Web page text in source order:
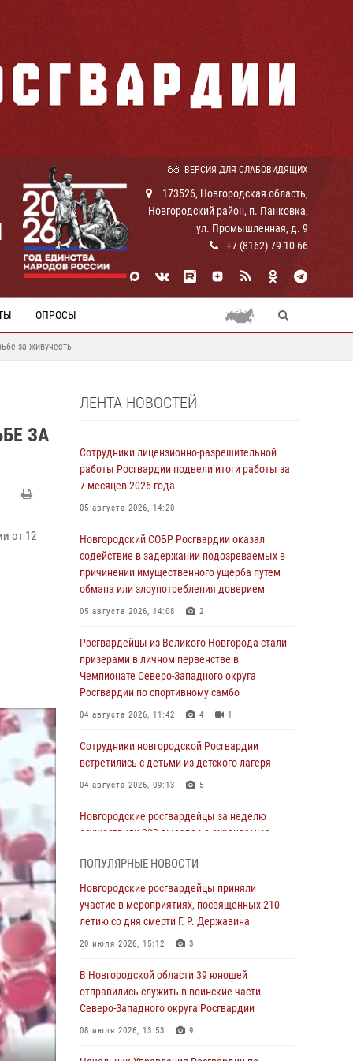
ВЕРСИЯ ДЛЯ СЛАБОВИДЯЩИХ
173526, Новгородская область,
Новгородский район, п. Панковка,
ул. Промышленная, д. 9
+7 (8162) 79-10-66
ОПРОСЫ
за живучесть
ЗА
от 12
ЛЕНТА НОВОСТЕЙ
Сотрудники лицензионно-разрешительной
работы Росгвардии подвели итоги работы за
7 месяцев 2026 года
05 августа 2026, 14:20
Новгородский СОБР Росгвардии оказал
содействие в задержании подозреваемых в
причинении имущественного ущерба путем
обмана или злоупотребления доверием
05 августа 2026, 14:08 2
Росгвардейцы из Великого Новгорода стали
призерами в личном первенстве в
Чемпионате Северо-Западного округа
Росгвардии по спортивному самбо
04 августа 2026, 11:42 4 1
Сотрудники новгородской Росгвардии
встретились с детьми из детского лагеря
04 августа 2026, 09:13 5
Новгородские росгвардейцы за неделю
осуществили 203 выезда на охраняемые
Радиоэфир программы "Новости дня" на
радио "Радио53" от 30 июля 2026 года.
Новгородские призывники приняли присягу в
Росгвардии.
30 июля 2026, 16:00 1
В Великом Новгороде сотрудники центра
Росгвардии провели телефонную «горячую
ПОПУЛЯРНЫЕ НОВОСТИ
Новгородские росгвардейцы приняли
участие в мероприятиях, посвященных 210-
летию со дня смерти Г. Р. Державина
20 июля 2026, 15:12 3
В Новгородской области 39 юношей
отправились служить в воинские части
Северо-Западного округа Росгвардии
08 июля 2026, 13:53 9